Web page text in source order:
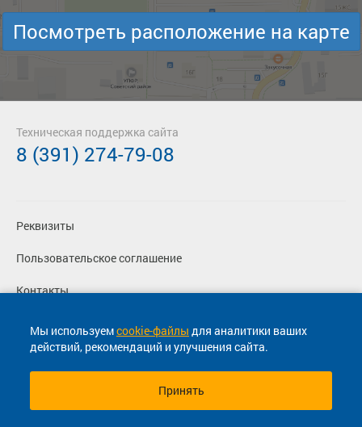
Мы используемcookie-файлы для аналитики ваших
действий, рекомендаций и улучшения сайта.
Принять
Посмотреть расположение на карте
Реквизиты
Пользовательское соглашение
Контакты
Политика конфиденциальности
Перевозчикам
Техническая поддержка сайта
8 (391) 274-79-08
© 2013-2026, ООО "Капитал"- Онлайн сервис продажи